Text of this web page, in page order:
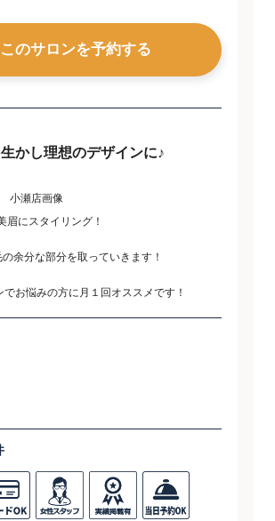
このサロンを予約する
かし理想のデザインに♪
眉にスタイリング！
余分な部分を取っていきます！
でお悩みの方に月１回オススメです！